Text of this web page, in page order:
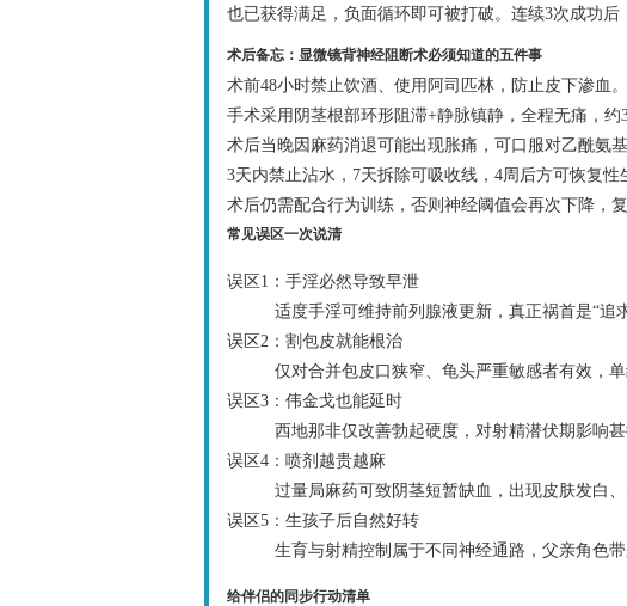
也已获得满足，负面循环即可被打破。连续3次成功后
术后备忘：显微镜背神经阻断术必须知道的五件事
术前48小时禁止饮酒、使用阿司匹林，防止皮下渗血。
手术采用阴茎根部环形阻滞+静脉镇静，全程无痛，约
术后当晚因麻药消退可能出现胀痛，可口服对乙酰氨
3天内禁止沾水，7天拆除可吸收线，4周后方可恢复性
术后仍需配合行为训练，否则神经阈值会再次下降，复
常见误区一次说清
误区1：手淫必然导致早泄
适度手淫可维持前列腺液更新，真正祸首是“追
误区2：割包皮就能根治
仅对合并包皮口狭窄、龟头严重敏感者有效，单
误区3：伟金戈也能延时
西地那非仅改善勃起硬度，对射精潜伏期影响
误区4：喷剂越贵越麻
过量局麻药可致阴茎短暂缺血，出现皮肤发白
误区5：生孩子后自然好转
生育与射精控制属于不同神经通路，父亲角色
给伴侣的同步行动清单